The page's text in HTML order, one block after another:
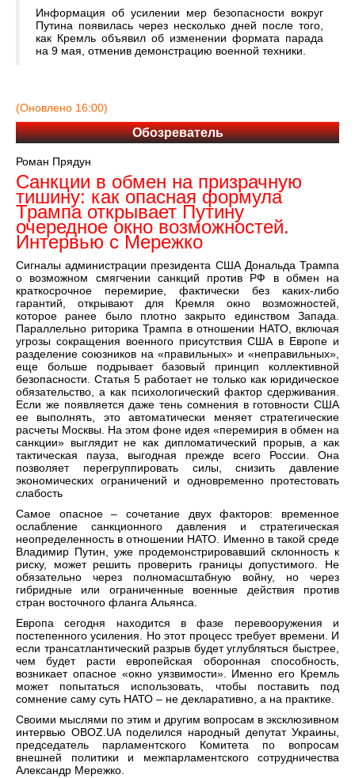
Информация об усилении мер безопасности вокруг
Путина появилась через несколько дней после того,
как Кремль объявил об изменении формата парада
на 9 мая, отменив демонстрацию военной техники.
(Оновлено 16:00)
Обозреватель
Роман Прядун
Санкции в обмен на призрачную
тишину: как опасная формула
Трампа открывает Путину
очередное окно возможностей.
Интервью с Мережко
Сигналы администрации президента США Дональда Трампа
о возможном смягчении санкций против РФ в обмен на
краткосрочное перемирие, фактически без каких-либо
гарантий, открывают для Кремля окно возможностей,
которое ранее было плотно закрыто единством Запада.
Параллельно риторика Трампа в отношении НАТО, включая
угрозы сокращения военного присутствия США в Европе и
разделение союзников на «правильных» и «неправильных»,
еще больше подрывает базовый принцип коллективной
безопасности. Статья 5 работает не только как юридическое
обязательство, а как психологический фактор сдерживания.
Если же появляется даже тень сомнения в готовности США
ее выполнять, это автоматически меняет стратегические
расчеты Москвы. На этом фоне идея «перемирия в обмен на
санкции» выглядит не как дипломатический прорыв, а как
тактическая пауза, выгодная прежде всего России. Она
позволяет перегруппировать силы, снизить давление
экономических ограничений и одновременно протестовать
слабость
Самое опасное – сочетание двух факторов: временное
ослабление санкционного давления и стратегическая
неопределенность в отношении НАТО. Именно в такой среде
Владимир Путин, уже продемонстрировавший склонность к
риску, может решить проверить границы допустимого. Не
обязательно через полномасштабную войну, но через
гибридные или ограниченные военные действия против
стран восточного фланга Альянса.
Европа сегодня находится в фазе перевооружения и
постепенного усиления. Но этот процесс требует времени. И
если трансатлантический разрыв будет углубляться быстрее,
чем будет расти европейская оборонная способность,
возникает опасное «окно уязвимости». Именно его Кремль
может попытаться использовать, чтобы поставить под
сомнение саму суть НАТО – не декларативно, а на практике.
Своими мыслями по этим и другим вопросам в эксклюзивном
интервью OBOZ.UA поделился народный депутат Украины,
председатель парламентского Комитета по вопросам
внешней политики и межпарламентского сотрудничества
Александр Мережко.